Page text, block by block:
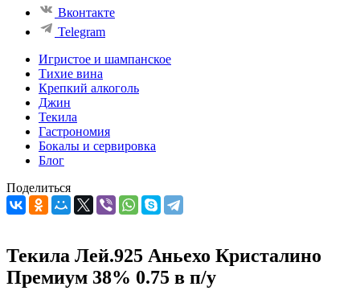
Вконтакте
Telegram
Игристое и шампанское
Тихие вина
Крепкий алкоголь
Джин
Текила
Гастрономия
Бокалы и сервировка
Блог
Поделиться
Текила Лей.925 Аньехо Кристалино
Премиум 38% 0.75 в п/у